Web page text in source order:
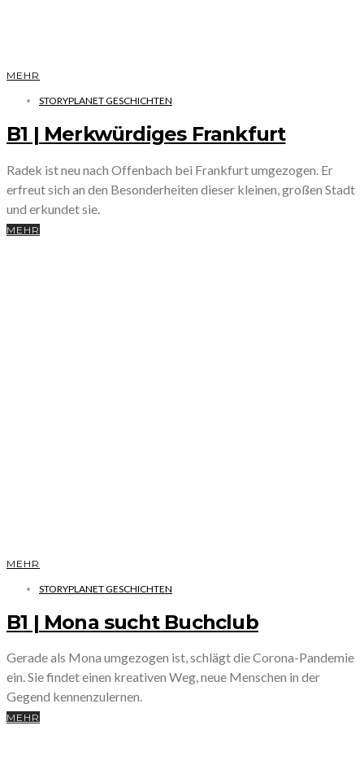
MEHR
STORYPLANET GESCHICHTEN
B1 | Merkwürdiges Frankfurt
Radek ist neu nach Offenbach bei Frankfurt umgezogen. Er
erfreut sich an den Besonderheiten dieser kleinen, großen Stadt
und erkundet sie.
MEHR
MEHR
STORYPLANET GESCHICHTEN
B1 | Mona sucht Buchclub
Gerade als Mona umgezogen ist, schlägt die Corona-Pandemie
ein. Sie findet einen kreativen Weg, neue Menschen in der
Gegend kennenzulernen.
MEHR